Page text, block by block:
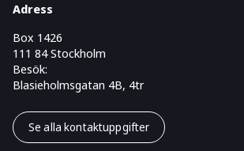
Adress
Box 1426
111 84 Stockholm
Besök:
Blasieholmsgatan 4B, 4tr
Se alla kontaktuppgifter